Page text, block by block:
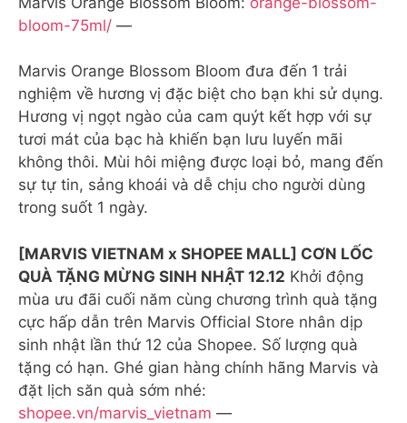
bloom-75ml/ —
Marvis Orange Blossom Bloom đưa đến 1 trải
nghiệm về hương vị đặc biệt cho bạn khi sử dụng.
Hương vị ngọt ngào của cam quýt kết hợp với sự
tươi mát của bạc hà khiến bạn lưu luyến mãi
không thôi. Mùi hôi miệng được loại bỏ, mang đến
sự tự tin, sảng khoái và dễ chịu cho người dùng
trong suốt 1 ngày.
[MARVIS VIETNAM x SHOPEE MALL] CƠN LỐC
QUÀ TẶNG MỪNG SINH NHẬT 12.12 Khởi động
mùa ưu đãi cuối năm cùng chương trình quà tặng
cực hấp dẫn trên Marvis Official Store nhân dịp
sinh nhật lần thứ 12 của Shopee. Số lượng quà
tặng có hạn. Ghé gian hàng chính hãng Marvis và
đặt lịch săn quà sớm nhé:
shopee.vn/marvis_vietnam —